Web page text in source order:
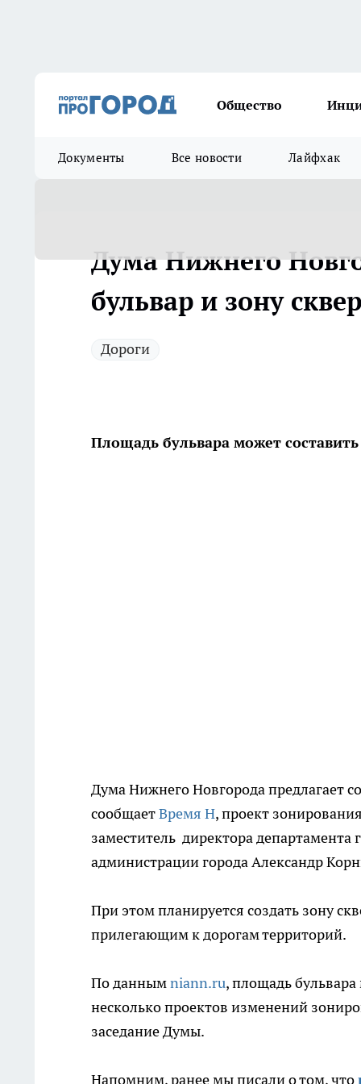
Общество
Документы Все новости Лайфхак
Дума Нижнего
бульвар и зону
Дороги
Площадь бульвара может
Дума Нижнего Новгорода предлагает
сообщаетВремя Н, проект
заместитель директора департамента
администрации города Александр
При этом планируется создать зону
прилегающим к дорогам территорий.
По даннымniann.ru, площадь
несколько проектов изменений
заседание Думы.
Напомним, ранее мы писали о том, что